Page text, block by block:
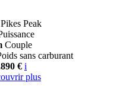
Peak
Couple
sans carburant
€ i
plus